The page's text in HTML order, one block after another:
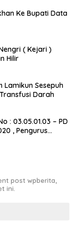
Ke Bupati Data
)
Hilir
Lamikun Sesepuh
Darah
, Pengurus
post wpberita,
ini.